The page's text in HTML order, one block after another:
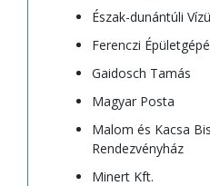
Észak-dunántúli
Ferenczi
Gaidosch Tamás
Magyar Posta
Malom és Kacsa
Rendezvényház
Minert Kft.